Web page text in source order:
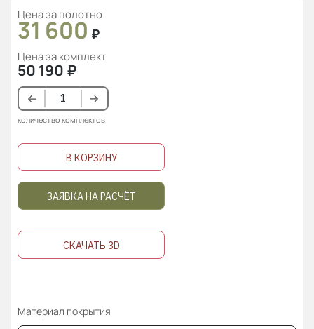
Цена за полотно
31 600 ₽
Цена за комплект
50 190 ₽
количество комплектов
В КОРЗИНУ
ЗАЯВКА НА РАСЧЁТ
СКАЧАТЬ 3D
Материал покрытия